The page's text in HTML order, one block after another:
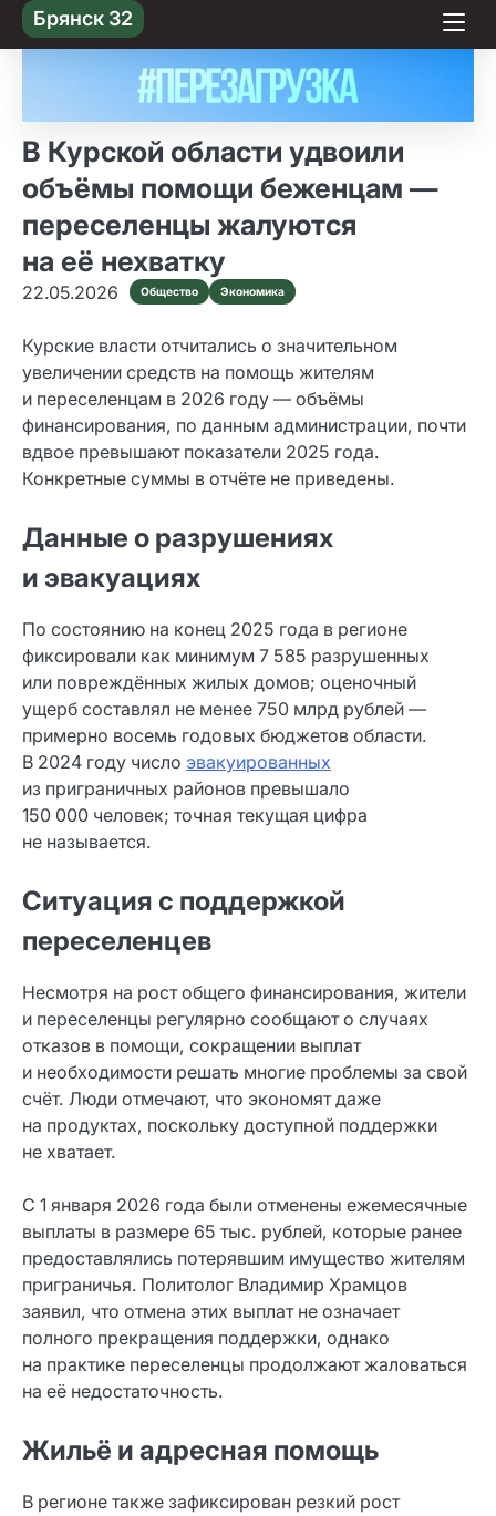
Skip
to content
Брянск 32
В Курской области удвоили
объёмы помощи беженцам —
переселенцы жалуются
на её нехватку
22.05.2026 Общество Экономика
Курские власти отчитались о значительном
увеличении средств на помощь жителям
и переселенцам в 2026 году — объёмы
финансирования, по данным администрации, почти
вдвое превышают показатели 2025 года.
Конкретные суммы в отчёте не приведены.
Данные о разрушениях
и эвакуациях
По состоянию на конец 2025 года в регионе
фиксировали как минимум 7 585 разрушенных
или повреждённых жилых домов; оценочный
ущерб составлял не менее 750 млрд рублей —
примерно восемь годовых бюджетов области.
В 2024 году число эвакуированных
из приграничных районов превышало
150 000 человек; точная текущая цифра
не называется.
Ситуация с поддержкой
переселенцев
Несмотря на рост общего финансирования, жители
и переселенцы регулярно сообщают о случаях
отказов в помощи, сокращении выплат
и необходимости решать многие проблемы за свой
счёт. Люди отмечают, что экономят даже
на продуктах, поскольку доступной поддержки
не хватает.
С 1 января 2026 года были отменены ежемесячные
выплаты в размере 65 тыс. рублей, которые ранее
предоставлялись потерявшим имущество жителям
приграничья. Политолог Владимир Храмцов
заявил, что отмена этих выплат не означает
полного прекращения поддержки, однако
на практике переселенцы продолжают жаловаться
на её недостаточность.
Жильё и адресная помощь
В регионе также зафиксирован резкий рост